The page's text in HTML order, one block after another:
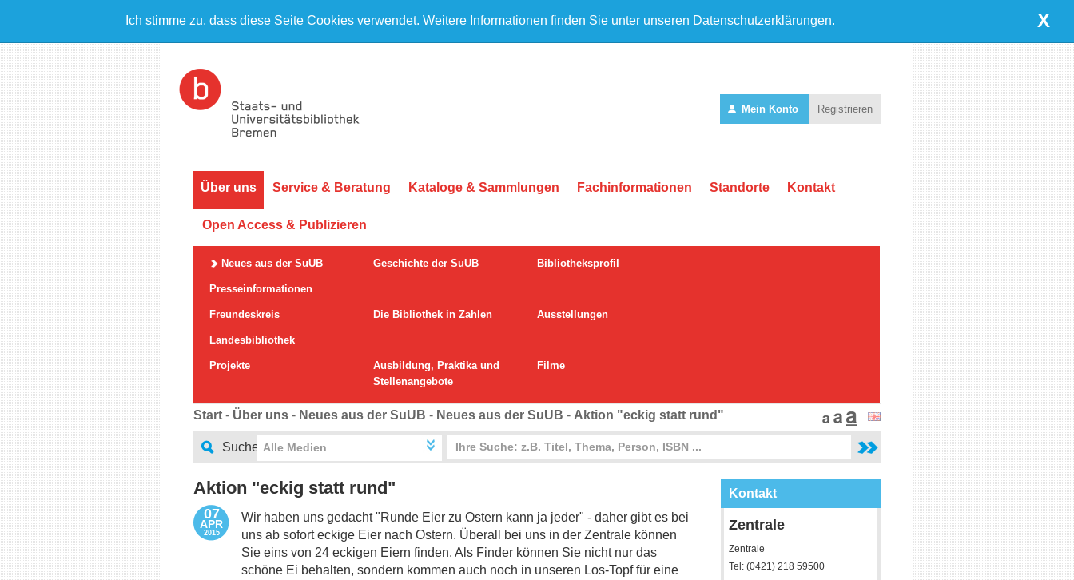
Ich stimme zu, dass diese Seite Cookies verwendet. Weitere Informationen finden Sie unter unseren Datenschutzerklärungen. X
Mein Konto Registrieren
Über uns Service & Beratung Kataloge & Sammlungen Fachinformationen Standorte Kontakt
Open Access & Publizieren
Neues aus der SuUB Geschichte der SuUB Bibliotheksprofil
Presseinformationen
Freundeskreis Die Bibliothek in Zahlen Ausstellungen
Landesbibliothek
Projekte Ausbildung, Praktika und
Stellenangebote
Filme
Start - Über uns - Neues aus der SuUB - Neues aus der SuUB - Aktion "eckig statt rund"
Suche Alle Medien
Aktion "eckig statt rund"
07
APR
2015
Wir haben uns gedacht "Runde Eier zu Ostern kann ja jeder" - daher gibt es bei
uns ab sofort eckige Eier nach Ostern. Überall bei uns in der Zentrale können
Sie eins von 24 eckigen Eiern finden. Als Finder können Sie nicht nur das
schöne Ei behalten, sondern kommen auch noch in unseren Los-Topf für eine
Kontakt
Zentrale
Zentrale
Tel: (0421) 218 59500